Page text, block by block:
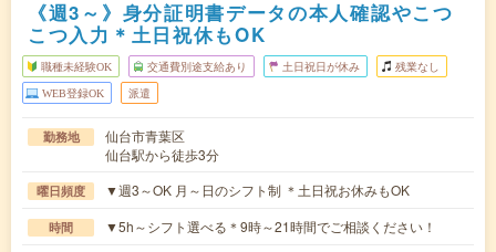
《週3～》身分証明書データの本人確認やこつ
こつ入力＊土日祝休もOK
職種未経験OK 交通費別途支給あり 土日祝日が休み 残業なし
WEB登録OK 派遣
勤務地
仙台市青葉区
仙台駅から徒歩3分
曜日頻度 ▼週3～OK 月～日のシフト制 ＊土日祝お休みもOK
時間 ▼5h～シフト選べる＊9時～21時間でご相談ください！